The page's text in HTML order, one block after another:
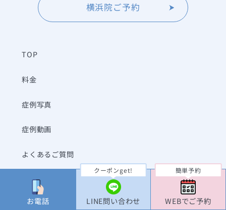
お電話
クーポンget!
LINE問い合わせ
簡単予約
WEBでご予約
横浜院ご予約
TOP
料金
症例写真
症例動画
よくあるご質問
クリニック一覧
当院について